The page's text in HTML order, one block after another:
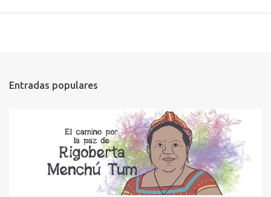
Entradas populares